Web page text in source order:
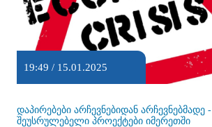
19:49 / 15.01.2025
დაპირებები არჩევნებიდან არჩევნებმადე -
შეუსრულებელი პროექტები იმერეთში